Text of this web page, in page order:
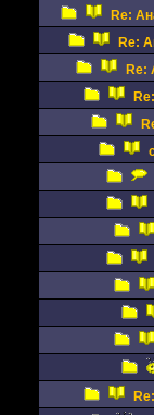
Re:
Re:
Re: